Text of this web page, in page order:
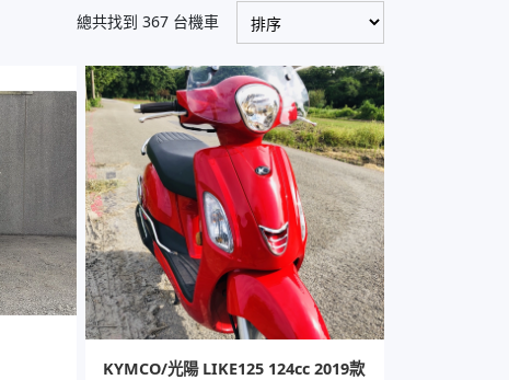
總共找到 367 台機車
KYMCO/光陽 LIKE125 124cc 2019款